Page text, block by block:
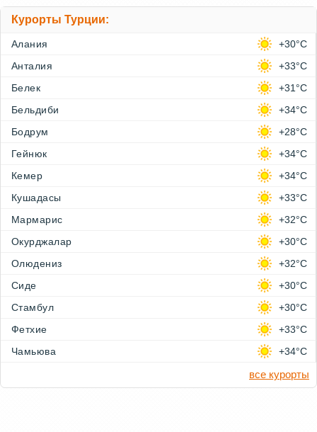
Курорты Турции:
Алания
+30°C
Анталия
+33°C
Белек
+31°C
Бельдиби
+34°C
Бодрум
+28°C
Гейнюк
+34°C
Кемер
+34°C
Кушадасы
+33°C
Мармарис
+32°C
Окурджалар
+30°C
Олюдениз
+32°C
Сиде
+30°C
Стамбул
+30°C
Фетхие
+33°C
Чамьюва
+34°C
все курорты